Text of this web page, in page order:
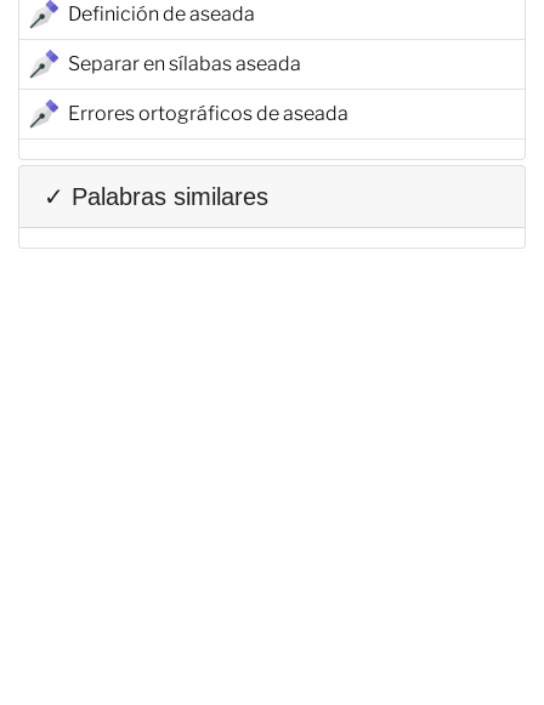
Definición de aseada
Separar en sílabas aseada
Errores ortográficos de aseada
✓ Palabras similares